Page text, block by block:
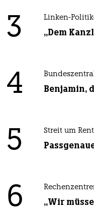
3 Linken-
„Dem
4 Benjamin,
5 Streit um
6 „Wir